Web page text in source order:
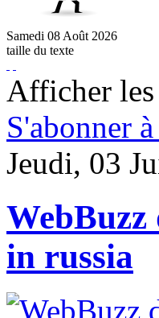
Samedi 08 Août 2026
taille du texte
Afficher les
S'abonner
Jeudi, 03
in russia